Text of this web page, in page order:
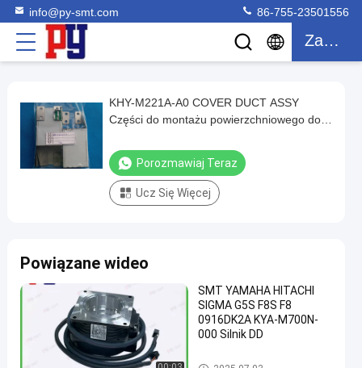
info@py-smt.com 86-755-23501556
Zacytować
KHY-
M221A-
A0
COVER
do
montażu
powierzchniowego
urządzeń
KHY-M221A-A0 COVER DUCT ASSY
Części do montażu powierzchniowego do
YS SMT
Porozmawiaj Teraz
Ucz Się Więcej
Powiązane wideo
SMT YAMAHA HITACHI
SIGMA G5S F8S F8
0916DK2A KYA-M700N-
000 Silnik DD
Części do montażu powierzch